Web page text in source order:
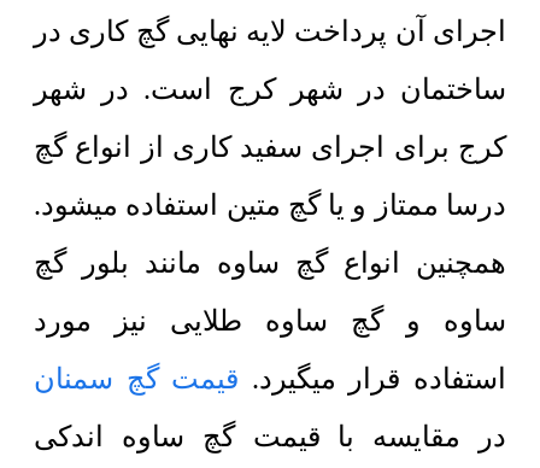
اجرای آن پرداخت لایه نهایی گچ کاری در
ساختمان در شهر کرج است. در شهر
کرج برای اجرای سفید کاری از انواع گچ
درسا ممتاز و یا گچ متین استفاده میشود.
همچنین انواع گچ ساوه مانند بلور گچ
ساوه و گچ ساوه طلایی نیز مورد
استفاده قرار میگیرد. قیمت گچ سمنان
در مقایسه با قیمت گچ ساوه اندکی